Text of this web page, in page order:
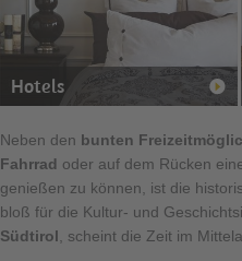
Hotels
Neben den bunten
Fahrrad oder auf dem Rücken
genießen zu können, ist die
bloß für die Kultur- und
Südtirol , scheint die Zeit im